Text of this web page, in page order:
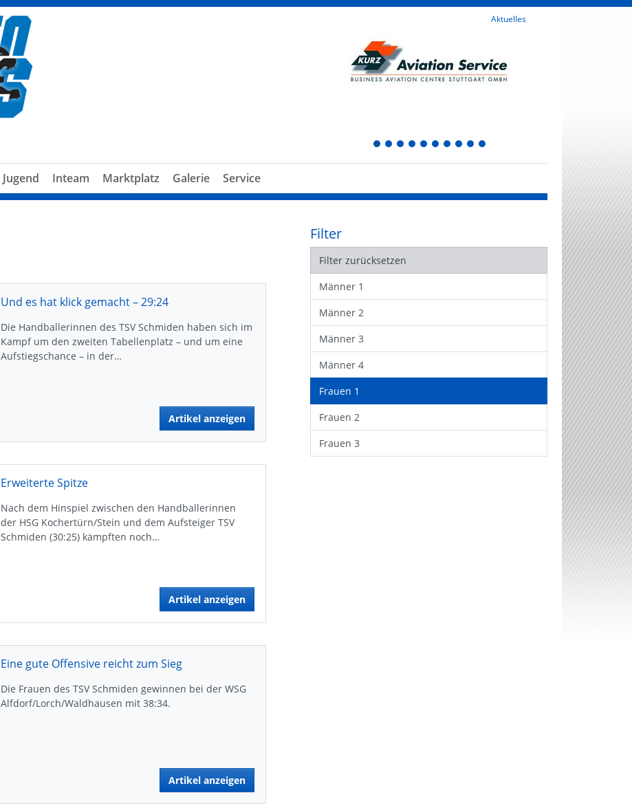
Aktuelles
1 2 3 4 5 6 7 8 9 10
Jugend Inteam Marktplatz Galerie Service
Und es hat klick gemacht – 29:24
Die Handballerinnen des TSV Schmiden haben sich im
Kampf um den zweiten Tabellenplatz – und um eine
Aufstiegschance – in der…
Artikel anzeigen
Erweiterte Spitze
Nach dem Hinspiel zwischen den Handballerinnen
der HSG Kochertürn/Stein und dem Aufsteiger TSV
Schmiden (30:25) kämpften noch…
Artikel anzeigen
Eine gute Offensive reicht zum Sieg
Die Frauen des TSV Schmiden gewinnen bei der WSG
Alfdorf/Lorch/Waldhausen mit 38:34.
Artikel anzeigen
Filter
Filter zurücksetzen
Männer 1
Männer 2
Männer 3
Männer 4
Frauen 1
Frauen 2
Frauen 3